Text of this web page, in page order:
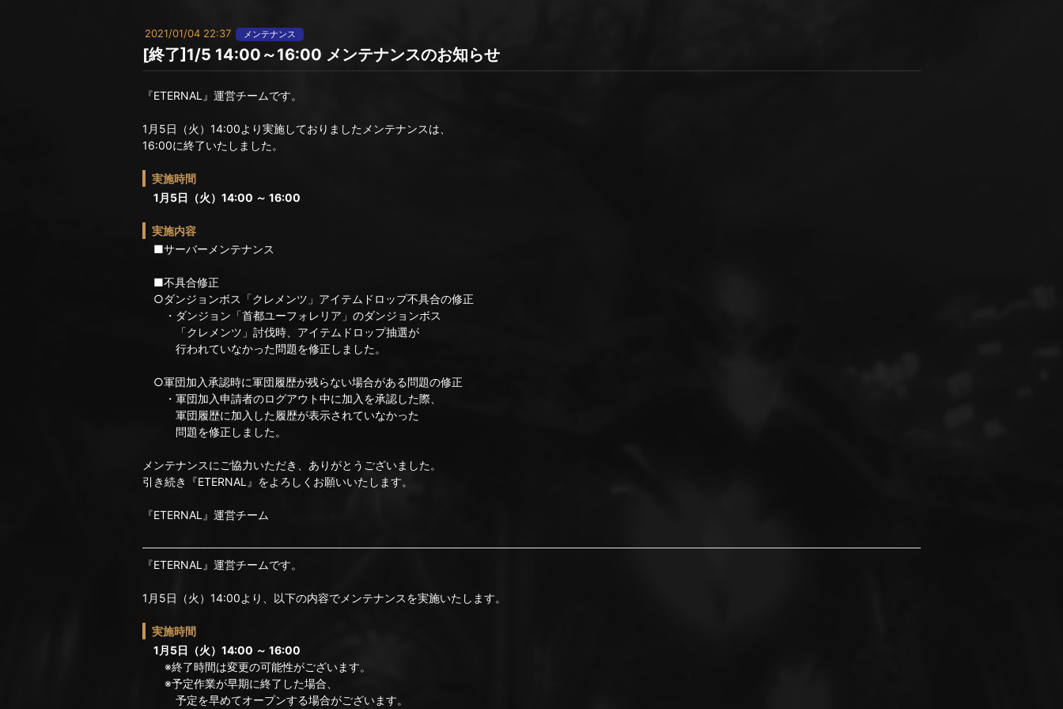
2021/01/04 22:37 メンテナンス
[終了]1/5 14:00～16:00 メンテナンスのお知らせ
『ETERNAL』運営チームです。
1月5日（火）14:00より実施しておりましたメンテナンスは、
16:00に終了いたしました。
実施時間
1月5日（火）14:00 ～ 16:00
実施内容
■サーバーメンテナンス
■不具合修正
○ダンジョンボス「クレメンツ」アイテムドロップ不具合の修正
・ダンジョン「首都ユーフォレリア」のダンジョンボス
「クレメンツ」討伐時、アイテムドロップ抽選が
行われていなかった問題を修正しました。
○軍団加入承認時に軍団履歴が残らない場合がある問題の修正
・軍団加入申請者のログアウト中に加入を承認した際、
軍団履歴に加入した履歴が表示されていなかった
問題を修正しました。
メンテナンスにご協力いただき、ありがとうございました。
引き続き『ETERNAL』をよろしくお願いいたします。
『ETERNAL』運営チーム
『ETERNAL』運営チームです。
1月5日（火）14:00より、以下の内容でメンテナンスを実施いたします。
実施時間
1月5日（火）14:00 ～ 16:00
※終了時間は変更の可能性がございます。
※予定作業が早期に終了した場合、
予定を早めてオープンする場合がございます。